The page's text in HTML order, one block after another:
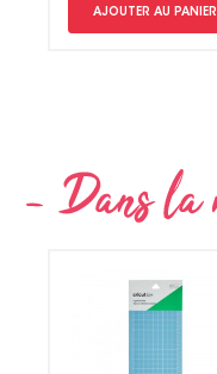
AJOUTER AU PANIER